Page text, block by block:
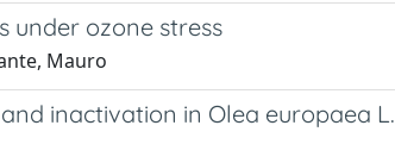
under ozone stress
Mauro
inactivation in Olea europaea L.